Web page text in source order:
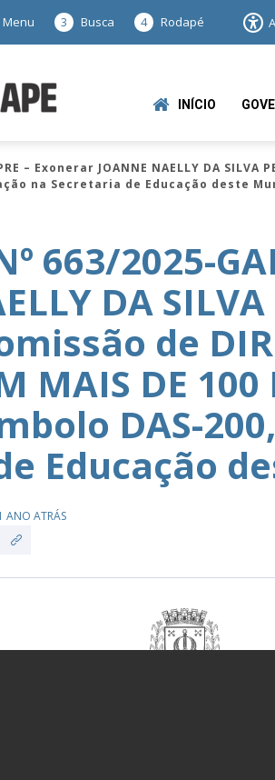
Menu 3 Busca 4 Rodapé
de
–
PB
INÍCIO
– Exonerar JOANNE NAELLY DA SILVA
na Secretaria de Educação deste
663/2025-
DA
de
MAIS DE 100
DAS-
Educação
ANO ATRÁS